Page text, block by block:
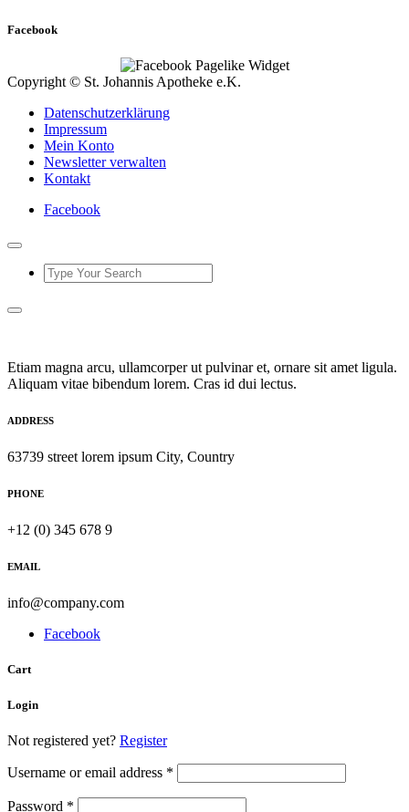
Facebook
Copyright © St. Johannis Apotheke e.K.
Datenschutzerklärung
Impressum
Mein Konto
Newsletter verwalten
Kontakt
Facebook
Etiam magna arcu, ullamcorper ut pulvinar et, ornare sit amet ligula.
Aliquam vitae bibendum lorem. Cras id dui lectus.
ADDRESS
63739 street lorem ipsum City, Country
PHONE
+12 (0) 345 678 9
EMAIL
info@company.com
Facebook
Cart
Login
Not registered yet? Register
Username or email address *
Password *